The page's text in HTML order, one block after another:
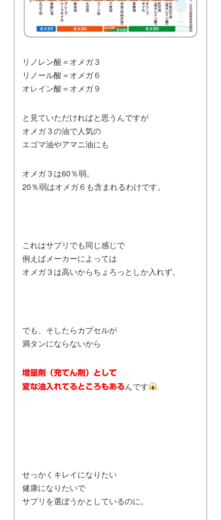
リノレン酸＝オメガ３
リノール酸＝オメガ６
オレイン酸＝オメガ９
と見ていただければと思うんですが
オメガ３の油で人気の
エゴマ油やアマニ油にも
オメガ３は60％弱。
20％弱はオメガ６も含まれるわけです。
これはサプリでも同じ感じで
例えばメーカーによっては
オメガ３は高いからちょろっとしか入れず。
でも、そしたらカプセルが
満タンにならないから
増量剤（充てん剤）として
変な油入れてるところもあるんです
せっかくキレイになりたい
健康になりたいで
サプリを選ぼうかとしているのに。